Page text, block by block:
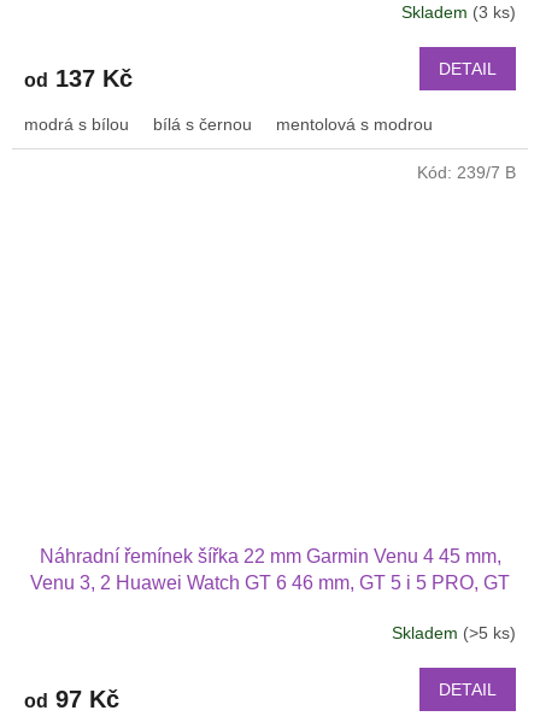
Skladem (3 ks)
od 137 Kč DETAIL
modrá s bílou bílá s černou mentolová s modrou
Náhradní řemínek šířka 22 mm Garmin Venu 4 45 mm,
Venu 3, 2 Huawei Watch GT 6 46 mm, GT 5 i 5 PRO, GT
je
Skladem (>5 ks)
od 97 Kč DETAIL
Kód: 239/7 B